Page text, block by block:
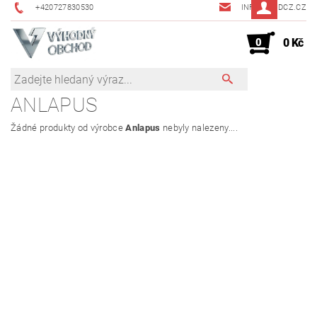
+420727830530 INFO@JMDCZ.CZ
0 0 Kč
ANLAPUS
Žádné produkty od výrobceAnlapus nebyly nalezeny....